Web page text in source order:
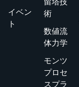
イベン
ト
術
数値流
体力学
モンツ
プロセ
スプラ